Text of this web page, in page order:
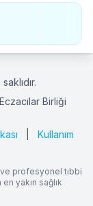
Birliği
Kullanım
profesyonel tıbbi
yakın sağlık